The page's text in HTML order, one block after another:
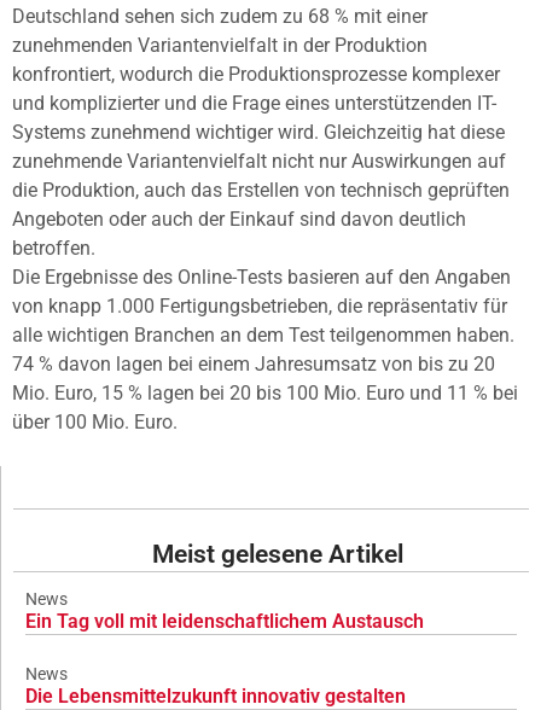
Deutschland sehen sich zudem zu 68 % mit einer
zunehmenden Variantenvielfalt in der Produktion
konfrontiert, wodurch die Produktionsprozesse komplexer
und komplizierter und die Frage eines unterstützenden IT-
Systems zunehmend wichtiger wird. Gleichzeitig hat diese
zunehmende Variantenvielfalt nicht nur Auswirkungen auf
die Produktion, auch das Erstellen von technisch geprüften
Angeboten oder auch der Einkauf sind davon deutlich
betroffen.
Die Ergebnisse des Online-Tests basieren auf den Angaben
von knapp 1.000 Fertigungsbetrieben, die repräsentativ für
alle wichtigen Branchen an dem Test teilgenommen haben.
74 % davon lagen bei einem Jahresumsatz von bis zu 20
Mio. Euro, 15 % lagen bei 20 bis 100 Mio. Euro und 11 % bei
über 100 Mio. Euro.
Meist gelesene Artikel
News
Ein Tag voll mit leidenschaftlichem Austausch
News
Die Lebensmittelzukunft innovativ gestalten